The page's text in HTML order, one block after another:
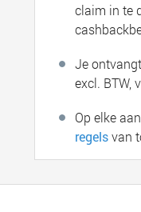
claim in te
Je
excl. BTW,
Op elke
regelsvan